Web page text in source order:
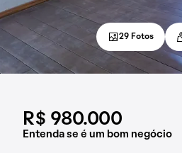
R$ 980.000
Entenda se é um bom negócio
29 Fotos